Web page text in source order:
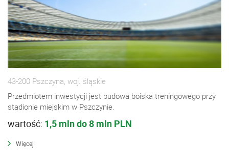
43-200 Pszczyna, woj. śląskie
Przedmiotem inwestycji jest budowa boiska treningowego przy
stadionie miejskim w Pszczynie.
wartość: 1,5 mln do 8 mln PLN
Więcej